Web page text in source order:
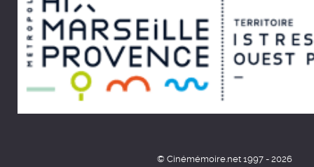
© Cinémémoire.net 1997 - 2026